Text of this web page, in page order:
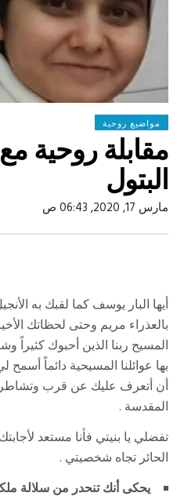
مواضيع روحية
مقابلة روحية
البتول
مارس 17, 2020, 06:43 ص
أيها البار يوسف كما لقبك به
بالعذراء مريم وحتى لحظاتك
المسيح ربنا الذين أحبوك كثيراً
بها عوائلنا المسيحية دائماً
أن أتعرف عليك عن قرب
المقدسة .
تفضلي يا بنيتي فأنا مستعد
الحائر تجاه شخصيتي .
يحكى أنك تنحدر من سلالة